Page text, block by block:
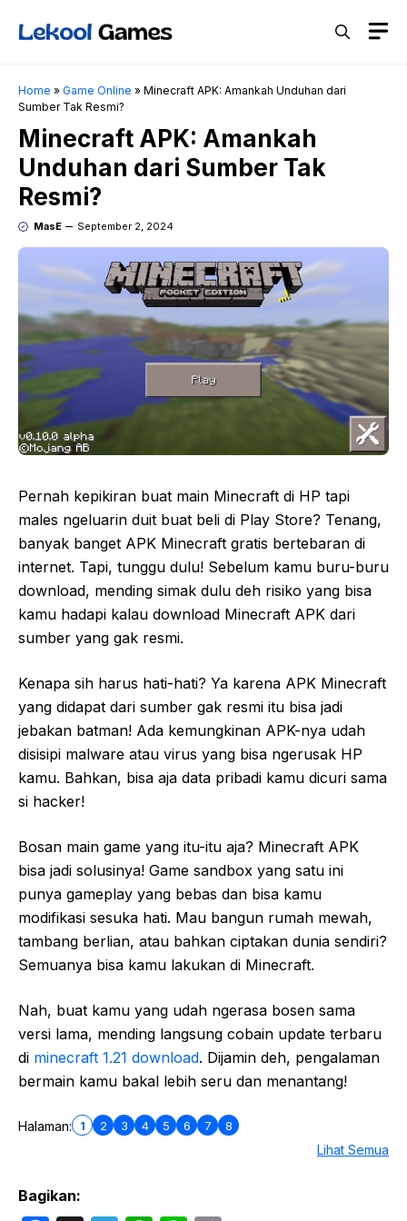
Home » Game Online » Minecraft APK: Amankah Unduhan dari
Sumber Tak Resmi?
Minecraft APK: Amankah
Unduhan dari Sumber Tak
Resmi?
MasE September 2, 2024
Pernah kepikiran buat main Minecraft di HP tapi
males ngeluarin duit buat beli di Play Store? Tenang,
banyak banget APK Minecraft gratis bertebaran di
internet. Tapi, tunggu dulu! Sebelum kamu buru-buru
download, mending simak dulu deh risiko yang bisa
kamu hadapi kalau download Minecraft APK dari
sumber yang gak resmi.
Kenapa sih harus hati-hati? Ya karena APK Minecraft
yang didapat dari sumber gak resmi itu bisa jadi
jebakan batman! Ada kemungkinan APK-nya udah
disisipi malware atau virus yang bisa ngerusak HP
kamu. Bahkan, bisa aja data pribadi kamu dicuri sama
si hacker!
Bosan main game yang itu-itu aja? Minecraft APK
bisa jadi solusinya! Game sandbox yang satu ini
punya gameplay yang bebas dan bisa kamu
modifikasi sesuka hati. Mau bangun rumah mewah,
tambang berlian, atau bahkan ciptakan dunia sendiri?
Semuanya bisa kamu lakukan di Minecraft.
Nah, buat kamu yang udah ngerasa bosen sama
versi lama, mending langsung cobain update terbaru
di minecraft 1.21 download. Dijamin deh, pengalaman
bermain kamu bakal lebih seru dan menantang!
Halaman: 1 2 3 4 5 6 7 8
Lihat Semua
Bagikan: